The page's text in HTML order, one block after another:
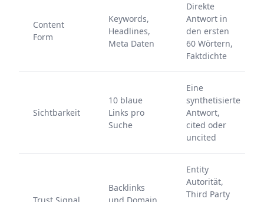
Content
Form
Keywords,
Headlines,
Meta Daten
Direkte
Antwort in
den ersten
60 Wörtern,
Faktdichte
Sichtbarkeit
10 blaue
Links pro
Suche
Eine
synthetisierte
Antwort,
cited oder
uncited
Backlinks
Entity
Autorität,
Third Party